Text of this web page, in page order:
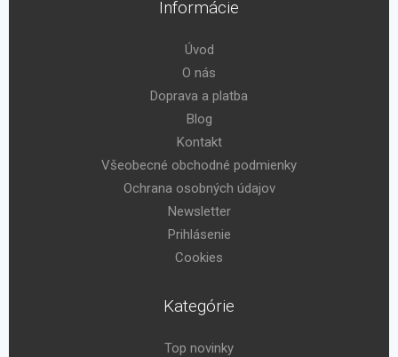
Informácie
Úvod
O nás
Doprava a platba
Blog
Kontakt
Všeobecné obchodné podmienky
Ochrana osobných údajov
Newsletter
Prihlásenie
Cookies
Kategórie
Top novinky